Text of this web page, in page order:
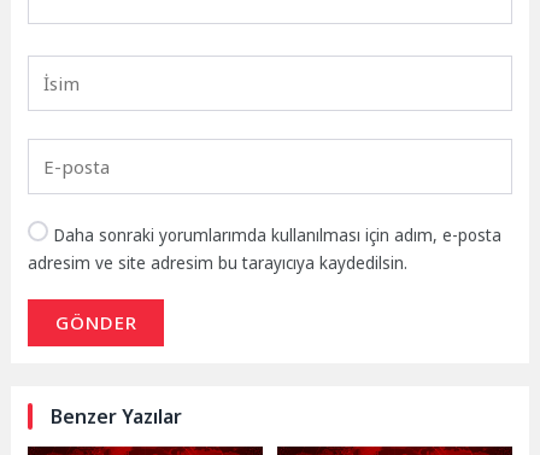
Daha sonraki yorumlarımda kullanılması için adım, e-posta
adresim ve site adresim bu tarayıcıya kaydedilsin.
GÖNDER
Benzer Yazılar